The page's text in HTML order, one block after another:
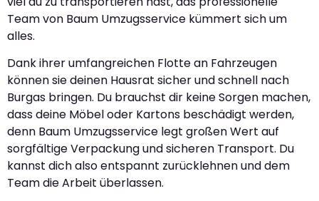
Team von Baum Umzugsservice kümmert sich um
alles.
Dank ihrer umfangreichen Flotte an Fahrzeugen
können sie deinen Hausrat sicher und schnell nach
Burgas bringen. Du brauchst dir keine Sorgen machen,
dass deine Möbel oder Kartons beschädigt werden,
denn Baum Umzugsservice legt großen Wert auf
sorgfältige Verpackung und sicheren Transport. Du
kannst dich also entspannt zurücklehnen und dem
Team die Arbeit überlassen.